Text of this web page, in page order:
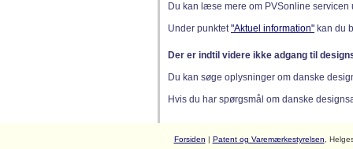
Du kan læse mere om PVSonline
Under punktet"Aktuel information" kan du
Der er indtil videre ikke adgang til
Du kan søge oplysninger om danske
Hvis du har spørgsmål om danske
Forsiden | Patent og Varemærkestyrelsen ,